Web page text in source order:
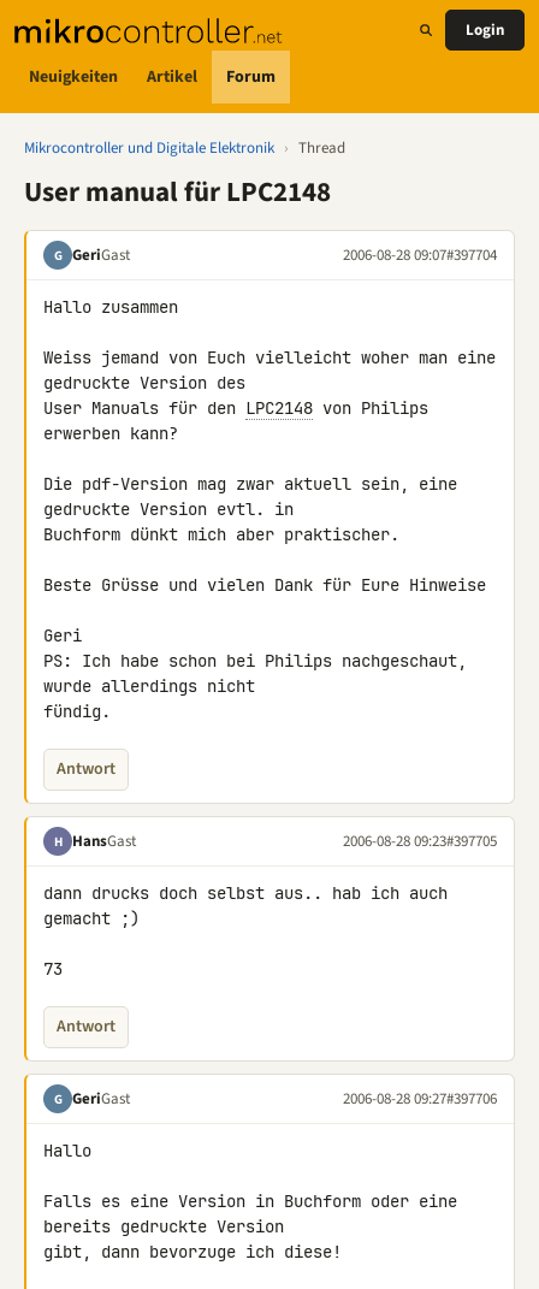
Neuigkeiten Artikel Forum
Login
Mikrocontroller und Digitale Elektronik › Thread
User manual für LPC2148
G GeriGast 2006-08-28 09:07#397704
Hallo zusammen
Weiss jemand von Euch vielleicht woher man eine
gedruckte Version des
User Manuals für den LPC2148 von Philips
erwerben kann?
Die pdf-Version mag zwar aktuell sein, eine
gedruckte Version evtl. in
Buchform dünkt mich aber praktischer.
Beste Grüsse und vielen Dank für Eure Hinweise
Geri
PS: Ich habe schon bei Philips nachgeschaut,
wurde allerdings nicht
fündig.
Antwort
H HansGast 2006-08-28 09:23#397705
dann drucks doch selbst aus.. hab ich auch
gemacht ;)
73
Antwort
G GeriGast 2006-08-28 09:27#397706
Hallo
Falls es eine Version in Buchform oder eine
bereits gedruckte Version
gibt, dann bevorzuge ich diese!